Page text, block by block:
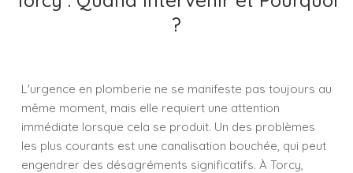
?
L'urgence en plomberie ne se manifeste pas toujours au
même moment, mais elle requiert une attention
immédiate lorsque cela se produit. Un des problèmes
les plus courants est une canalisation bouchée, qui peut
engendrer des désagréments significatifs. À Torcy,